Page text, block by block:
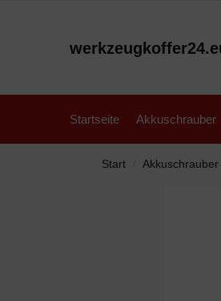
Startseite Akkuschrauber
Start Akkuschrauber